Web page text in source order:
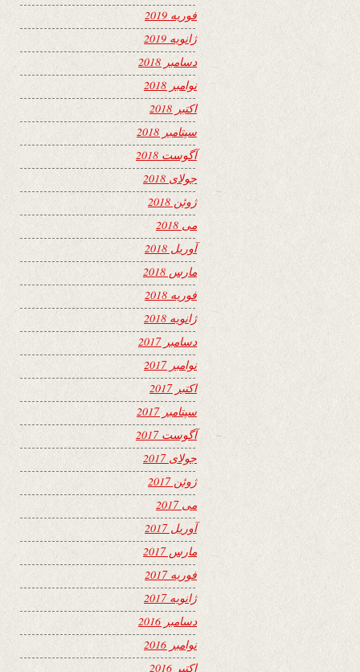
فوریه 2019
ژانویه 2019
دسامبر 2018
نوامبر 2018
اکتبر 2018
سپتامبر 2018
آگوست 2018
جولای 2018
ژوئن 2018
می 2018
آوریل 2018
مارس 2018
فوریه 2018
ژانویه 2018
دسامبر 2017
نوامبر 2017
اکتبر 2017
سپتامبر 2017
آگوست 2017
جولای 2017
ژوئن 2017
می 2017
آوریل 2017
مارس 2017
فوریه 2017
ژانویه 2017
دسامبر 2016
نوامبر 2016
اکتبر 2016